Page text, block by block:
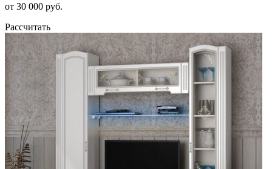
от 30 000 руб.
Рассчитать